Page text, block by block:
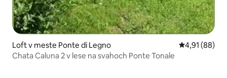
Loft v meste Ponte di Legno Priemerné
4,91 (88)
Chata Caluna 2 v lese na svahoch Ponte Tonale